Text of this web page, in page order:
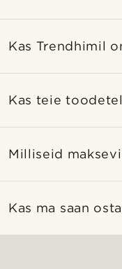
Kas Trendhimil
Kas teie
Milliseid
Kas ma saan